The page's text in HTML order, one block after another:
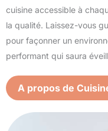
cuisine accessible à
la qualité. Laissez-vous
pour façonner un
performant qui saura
A propos de